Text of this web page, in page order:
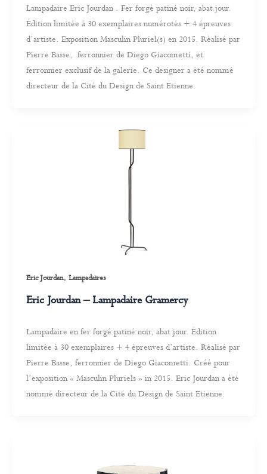
Lampadaire Eric Jourdan . Fer forgé patiné noir, abat jour.
Édition limitée à 30 exemplaires numérotés + 4 épreuves
d’artiste. Exposition Masculin Pluriel(s) en 2015. Réalisé par
Pïerre Basse, ferronnier de Diego Giacometti, et
ferronnier exclusif de la galerie. Ce designer a été nommé
directeur de la Cité du Design de Saint Etienne.
Eric Jourdan, Lampadaires
Eric Jourdan – Lampadaire Gramercy
Lampadaire en fer forgé patiné noir, abat jour. Édition
limitée à 30 exemplaires + 4 épreuves d’artiste. Réalisé par
Pierre Basse, ferronnier de Diego Giacometti. Créé pour
l’exposition « Masculin Pluriels » in 2015. Eric Jourdan a été
nommé directeur de la Cité du Design de Saint Etienne.